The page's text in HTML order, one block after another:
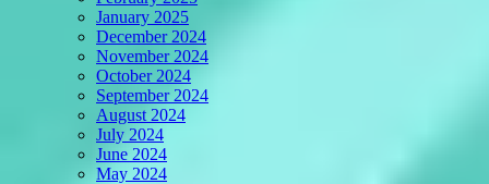
January 2025
December 2024
November 2024
October 2024
September 2024
August 2024
July 2024
June 2024
May 2024